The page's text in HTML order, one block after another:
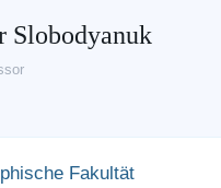
Slobodyanuk
Fakultät